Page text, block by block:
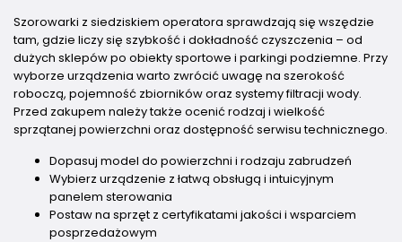
Szorowarki z siedziskiem operatora sprawdzają się wszędzie
tam, gdzie liczy się szybkość i dokładność czyszczenia – od
dużych sklepów po obiekty sportowe i parkingi podziemne. Przy
wyborze urządzenia warto zwrócić uwagę na szerokość
roboczą, pojemność zbiorników oraz systemy filtracji wody.
Przed zakupem należy także ocenić rodzaj i wielkość
sprzątanej powierzchni oraz dostępność serwisu technicznego.
Dopasuj model do powierzchni i rodzaju zabrudzeń
Wybierz urządzenie z łatwą obsługą i intuicyjnym
panelem sterowania
Postaw na sprzęt z certyfikatami jakości i wsparciem
posprzedażowym